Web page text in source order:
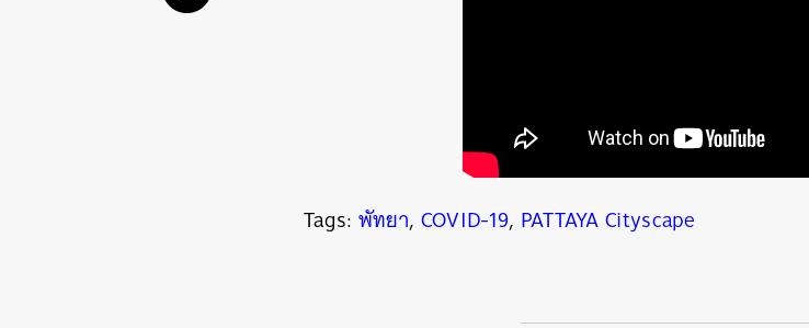
Tags: พัทยา, COVID-19, PATTAYA Cityscape